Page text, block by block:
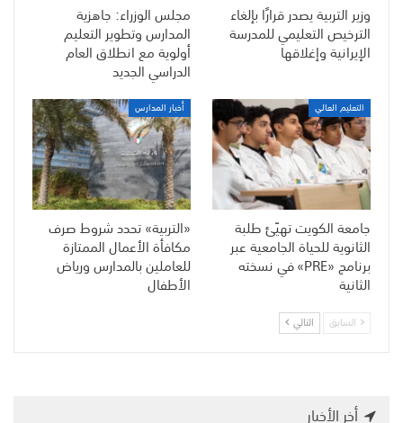
وزير التربية يصدر قرارًا بإلغاء
الترخيص التعليمي للمدرسة
الإيرانية وإغلاقها
مجلس الوزراء: جاهزية
المدارس وتطوير التعليم
أولوية مع انطلاق العام
الدراسي الجديد
التعليم العالي
جامعة الكويت تهيّئ طلبة
الثانوية للحياة الجامعية عبر
برنامج «PRE» في نسخته
الثانية
أخبار المدارس
«التربية» تحدد شروط صرف
مكافأة الأعمال الممتازة
للعاملين بالمدارس ورياض
الأطفال
السابق التالي
أخر الأخبار